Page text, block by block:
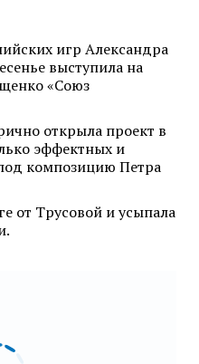
игр Александра
выступила на
«Союз
открыла проект в
эффектных и
композицию Петра
от Трусовой и усыпала